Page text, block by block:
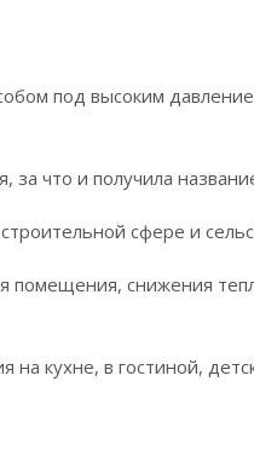
под высоким
за что и получила
сфере и
помещения, снижения
на кухне, в гостиной,